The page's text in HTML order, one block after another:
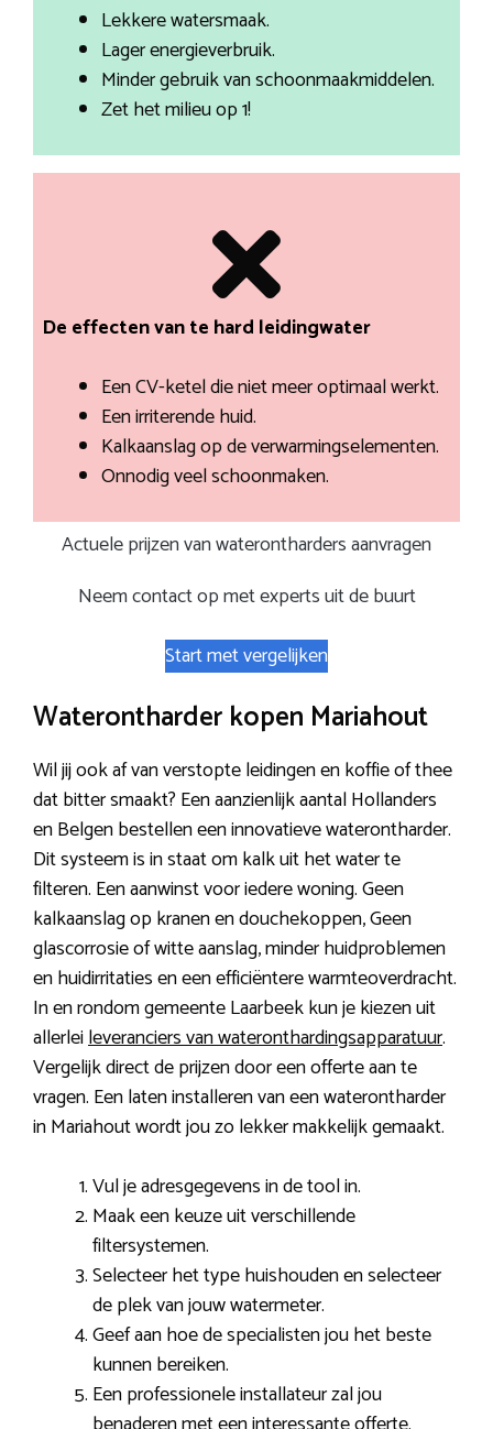
Lekkere watersmaak.
Lager energieverbruik.
Minder gebruik van schoonmaakmiddelen.
Zet het milieu op 1!
De effecten van te hard leidingwater
Een CV-ketel die niet meer optimaal werkt.
Een irriterende huid.
Kalkaanslag op de verwarmingselementen.
Onnodig veel schoonmaken.
Actuele prijzen van waterontharders aanvragen
Neem contact op met experts uit de buurt
Start met vergelijken
Waterontharder kopen Mariahout
Wil jij ook af van verstopte leidingen en koffie of thee
dat bitter smaakt? Een aanzienlijk aantal Hollanders
en Belgen bestellen een innovatieve waterontharder.
Dit systeem is in staat om kalk uit het water te
filteren. Een aanwinst voor iedere woning. Geen
kalkaanslag op kranen en douchekoppen, Geen
glascorrosie of witte aanslag, minder huidproblemen
en huidirritaties en een efficiëntere warmteoverdracht.
In en rondom gemeente Laarbeek kun je kiezen uit
allerleileveranciers van wateronthardingsapparatuur.
Vergelijk direct de prijzen door een offerte aan te
vragen. Een laten installeren van een waterontharder
in Mariahout wordt jou zo lekker makkelijk gemaakt.
Vul je adresgegevens in de tool in.
Maak een keuze uit verschillende
filtersystemen.
Selecteer het type huishouden en selecteer
de plek van jouw watermeter.
Geef aan hoe de specialisten jou het beste
kunnen bereiken.
Een professionele installateur zal jou